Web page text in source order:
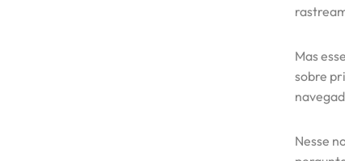
Mas
sobre
Nesse